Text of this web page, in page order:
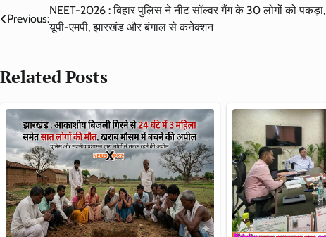
Post
navigation
Previous:
NEET-2026 : बिहार पुलिस ने नीट सॉल्वर गैंग के 30 लोगों को पकड़ा,
यूपी-एमपी, झारखंड और बंगाल से कनेक्शन
Related Posts